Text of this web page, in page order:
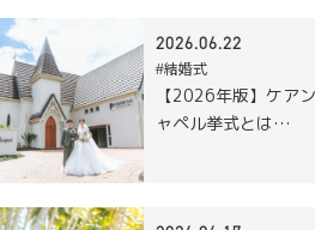
2026.06.22
#結婚式
【2026年版】ケア
ャペル挙式とは…